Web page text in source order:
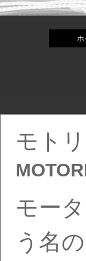
ホ
モト
モー
う名